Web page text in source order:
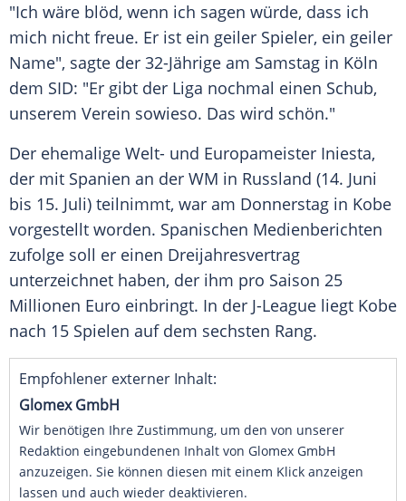
"Ich wäre blöd, wenn ich sagen würde, dass ich
mich nicht freue. Er ist ein geiler Spieler, ein geiler
Name", sagte der 32-Jährige am Samstag in Köln
dem SID: "Er gibt der Liga nochmal einen Schub,
unserem Verein sowieso. Das wird schön."
Der ehemalige Welt- und Europameister Iniesta,
der mit Spanien an der WM in Russland (14. Juni
bis 15. Juli) teilnimmt, war am Donnerstag in Kobe
vorgestellt worden. Spanischen Medienberichten
zufolge soll er einen Dreijahresvertrag
unterzeichnet haben, der ihm pro Saison 25
Millionen Euro einbringt. In der J-League liegt Kobe
nach 15 Spielen auf dem sechsten Rang.
Empfohlener externer Inhalt:
Glomex GmbH
Wir benötigen Ihre Zustimmung, um den von unserer
Redaktion eingebundenen Inhalt von Glomex GmbH
anzuzeigen. Sie können diesen mit einem Klick anzeigen
lassen und auch wieder deaktivieren.